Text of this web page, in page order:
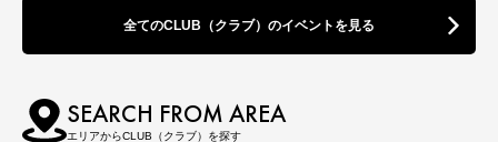
全てのCLUB（クラブ）のイベントを見る
SEARCH FROM AREA
エリアからCLUB（クラブ）を探す